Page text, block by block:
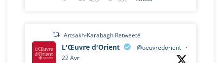
Artsakh-Karabagh Retweeté
L'Œuvre d'Orient @oeuvredorient
·
22 Avr